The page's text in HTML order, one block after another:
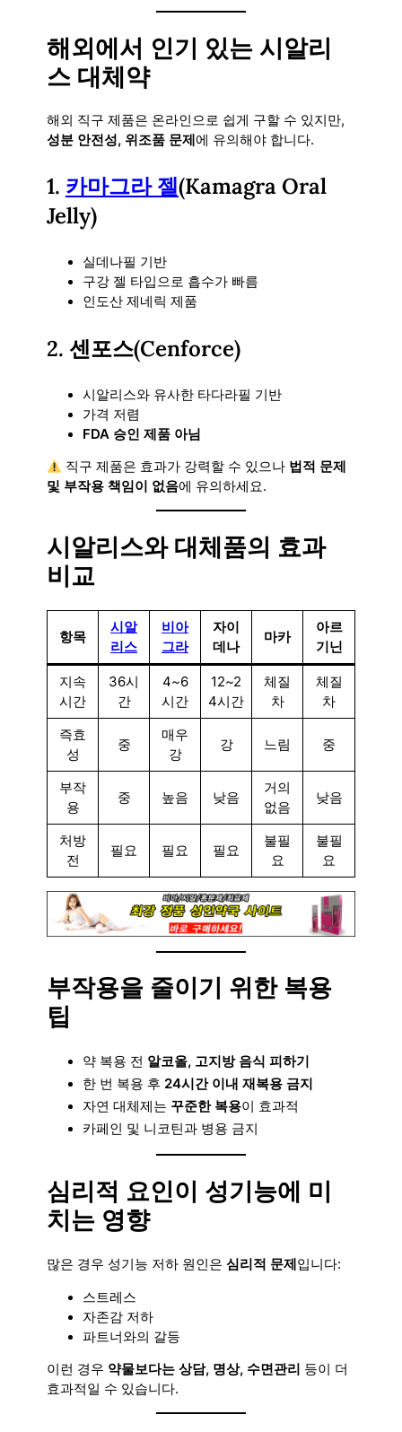
해외에서 인기 있는 시알리
스 대체약
해외 직구 제품은 온라인으로 쉽게 구할 수 있지만,
성분 안전성, 위조품 문제 에 유의해야 합니다.
1. 카마그라 젤(Kamagra Oral
Jelly)
실데나필 기반
구강 젤 타입으로 흡수가 빠름
인도산 제네릭 제품
2. 센포스(Cenforce)
시알리스와 유사한 타다라필 기반
가격 저렴
FDA 승인 제품 아님
직구 제품은 효과가 강력할 수 있으나 법적 문제
및 부작용 책임이 없음에 유의하세요.
시알리스와 대체품의 효과
비교
항목
시알
리스
비아
그라
자이
데나
마카
아르
기닌
지속
시간
36시
간
4~6
시간
12~2
4시간
체질
차
체질
차
즉효
성
중
매우
강
강 느림 중
부작
용
중 높음 낮음
거의
없음
낮음
처방
전
필요 필요 필요
불필
요
불필
요
부작용을 줄이기 위한 복용
팁
약 복용 전 알코올, 고지방 음식 피하기
한 번 복용 후 24시간 이내 재복용 금지
자연 대체제는 꾸준한 복용이 효과적
카페인 및 니코틴과 병용 금지
심리적 요인이 성기능에 미
치는 영향
많은 경우 성기능 저하 원인은 심리적 문제입니다:
스트레스
자존감 저하
파트너와의 갈등
이런 경우 약물보다는 상담, 명상, 수면관리 등이 더
효과적일 수 있습니다.